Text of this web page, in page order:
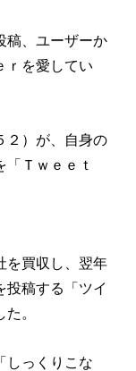
稿、ユーザーか
ｒを愛してい
２）が、自身の
Ｔｗｅｅｔ
を買収し、翌年
投稿する「ツイ
。
しっくりこな